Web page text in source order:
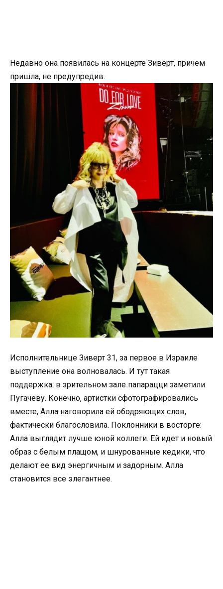
Недавно она появилась на концерте Зиверт, причем
пришла, не предупредив.
Исполнительнице Зиверт 31, за первое в Израиле
выступление она волновалась. И тут такая
поддержка: в зрительном зале папарацци заметили
Пугачеву. Конечно, артистки сфотографировались
вместе, Алла наговорила ей ободряющих слов,
фактически благословила. Поклонники в восторге:
Алла выглядит лучше юной коллеги. Ей идет и новый
образ с белым плащом, и шнурованные кедики, что
делают ее вид энергичным и задорным. Алла
становится все элегантнее.